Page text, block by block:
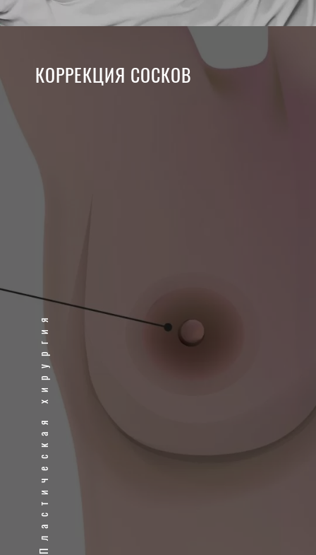
КОРРЕКЦИЯ СОСКОВ
Пластическая хирургия